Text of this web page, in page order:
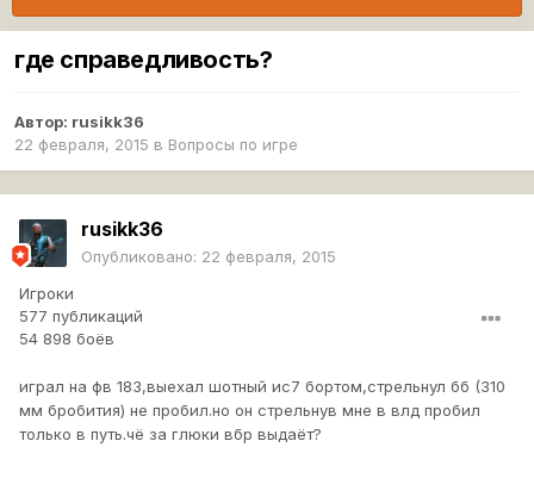
где справедливость?
Автор: rusikk36
22 февраля, 2015 в Вопросы по игре
rusikk36
Опубликовано: 22 февраля, 2015
Игроки
577 публикаций
54 898 боёв
играл на фв 183,выехал шотный ис7 бортом,стрельнул бб (310
мм бробития) не пробил.но он стрельнув мне в влд пробил
только в путь.чё за глюки вбр выдаёт?